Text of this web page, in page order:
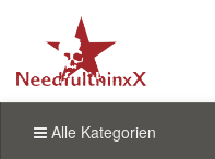
Alle Kategorien